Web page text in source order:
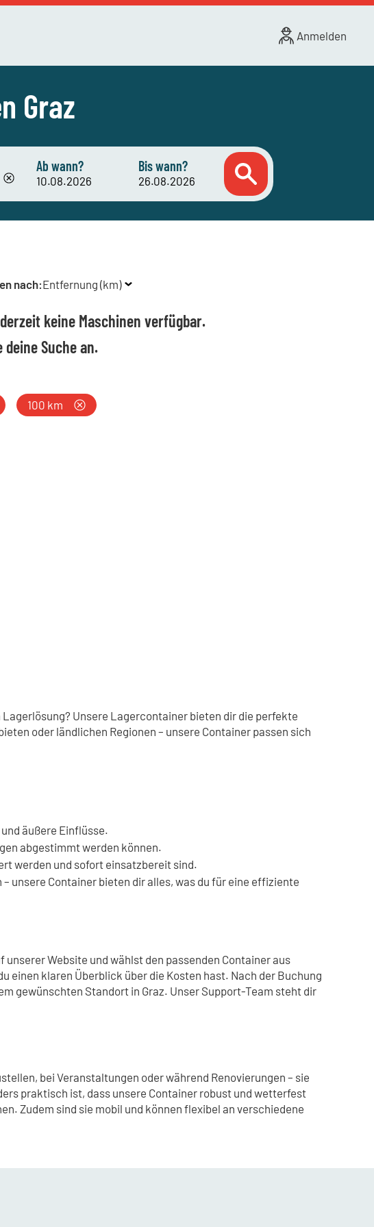
Anmelden
Graz
Ab wann? Bis wann?
nach:Entfernung (km)
keine Maschinen verfügbar.
Suche an.
100 km
Unsere Lagercontainer bieten dir die perfekte
oder ländlichen Regionen – unsere Container passen sich
äußere Einflüsse.
abgestimmt werden können.
werden und sofort einsatzbereit sind.
unsere Container bieten dir alles, was du für eine effiziente
Website und wählst den passenden Container aus
einen klaren Überblick über die Kosten hast. Nach der Buchung
gewünschten Standort in Graz. Unser Support-Team steht dir
bei Veranstaltungen oder während Renovierungen – sie
praktisch ist, dass unsere Container robust und wetterfest
Zudem sind sie mobil und können flexibel an verschiedene